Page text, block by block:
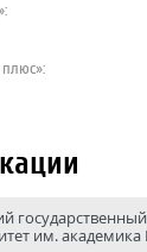
им.